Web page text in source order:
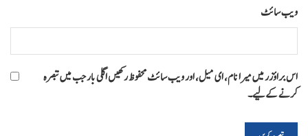
ویب‌ سائٹ
اس براؤزر میں میرا نام، ای میل، اور ویب سائٹ محفوظ رکھیں اگلی بار جب میں تبصرہ
کرنے کےلیے۔